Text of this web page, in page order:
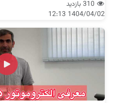
1404/04/02 12:13